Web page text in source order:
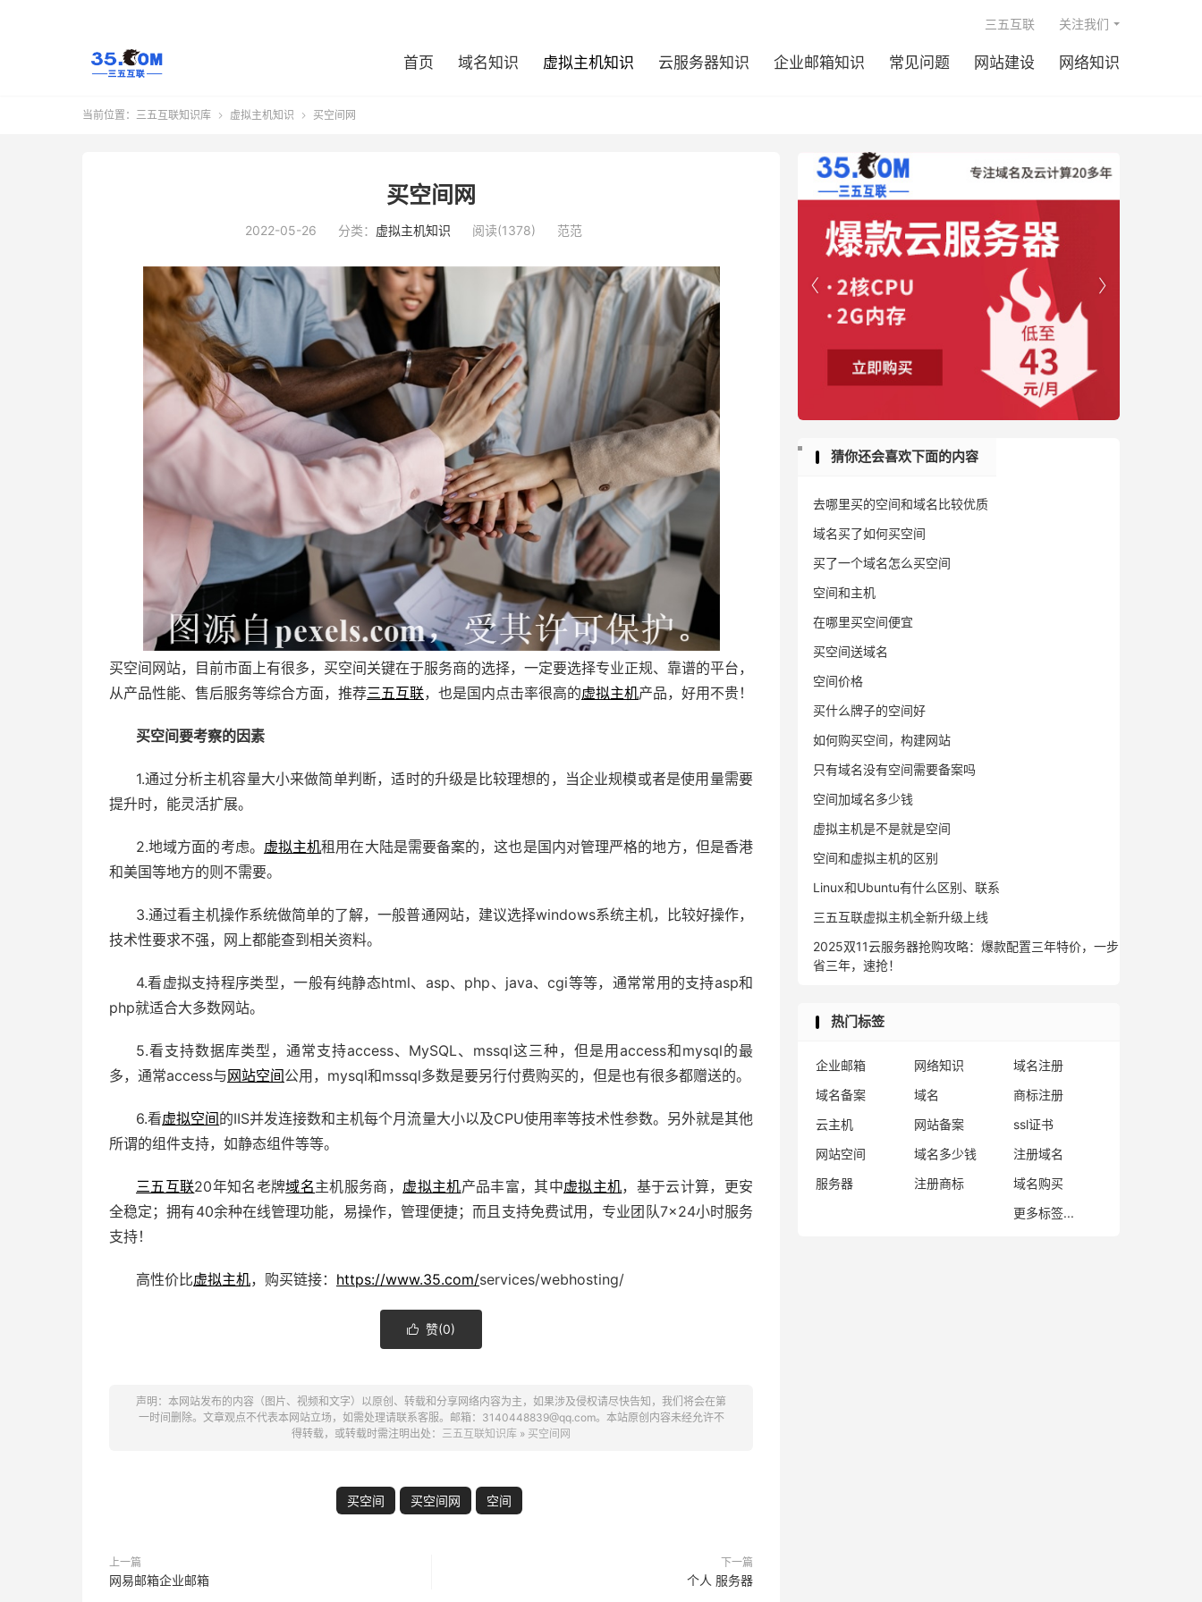
首页 域名知识 虚拟主机知识 云服务器知识 企业邮箱知识 常见问题 网站建设 网络知识
三五互联 关注我们
当前位置： 三五互联知识库  虚拟主机知识  买空间网
买空间网
2022-05-26 分类： 虚拟主机知识 阅读(1378) 范范
买空间网站，目前市面上有很多，买空间关键在于服务商的选择，一定要选择专业正规、靠谱的平台，
从产品性能、售后服务等综合方面，推荐三五互联，也是国内点击率很高的虚拟主机产品，好用不贵！
买空间要考察的因素
1.通过分析主机容量大小来做简单判断，适时的升级是比较理想的，当企业规模或者是使用量需要
提升时，能灵活扩展。
2.地域方面的考虑。 虚拟主机租用在大陆是需要备案的，这也是国内对管理严格的地方，但是香港
和美国等地方的则不需要。
3.通过看主机操作系统做简单的了解，一般普通网站，建议选择windows系统主机，比较好操作，
技术性要求不强，网上都能查到相关资料。
4.看虚拟支持程序类型，一般有纯静态html、asp、php、java、cgi等等，通常常用的支持asp和
php就适合大多数网站。
5.看支持数据库类型，通常支持access、MySQL、mssql这三种，但是用access和mysql的最
多，通常access与网站空间公用，mysql和mssql多数是要另行付费购买的，但是也有很多都赠送的。
6.看虚拟空间的IIS并发连接数和主机每个月流量大小以及CPU使用率等技术性参数。另外就是其他
所谓的组件支持，如静态组件等等。
三五互联20年知名老牌域名主机服务商， 虚拟主机产品丰富，其中虚拟主机，基于云计算，更安
全稳定；拥有40余种在线管理功能，易操作，管理便捷；而且支持免费试用，专业团队7×24小时服务
支持！
高性价比虚拟主机，购买链接： https://www.35.com/services/webhosting/
 赞(0)
声明：本网站发布的内容（图片、视频和文字）以原创、转载和分享网络内容为主，如果涉及侵权请尽快告知，我们将会在第
一时间删除。文章观点不代表本网站立场，如需处理请联系客服。邮箱：3140448839@qq.com。本站原创内容未经允许不
得转载，或转载时需注明出处： 三五互联知识库 » 买空间网
买空间 买空间网 空间
上一篇
网易邮箱企业邮箱
下一篇
个人 服务器


猜你还会喜欢下面的内容
去哪里买的空间和域名比较优质
域名买了如何买空间
买了一个域名怎么买空间
空间和主机
在哪里买空间便宜
买空间送域名
空间价格
买什么牌子的空间好
如何购买空间，构建网站
只有域名没有空间需要备案吗
空间加域名多少钱
虚拟主机是不是就是空间
空间和虚拟主机的区别
Linux和Ubuntu有什么区别、联系
三五互联虚拟主机全新升级上线
2025双11云服务器抢购攻略：爆款配置三年特价，一步
省三年，速抢！
热门标签
企业邮箱 网络知识
域名注册
域名备案
域名
商标注册
云主机
网站备案
ssl证书
网站空间
域名多少钱
注册域名
服务器
注册商标
域名购买
更多标签...